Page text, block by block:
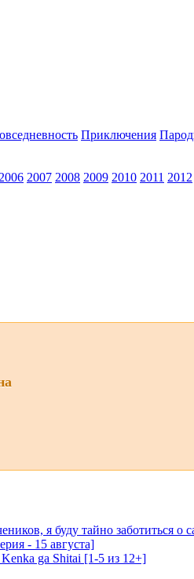
Приключения
2006 2007 2008 2009 2010 2011 2012
я буду тайно заботиться о
- 15 августа]
ga Shitai [1-5 из 12+]